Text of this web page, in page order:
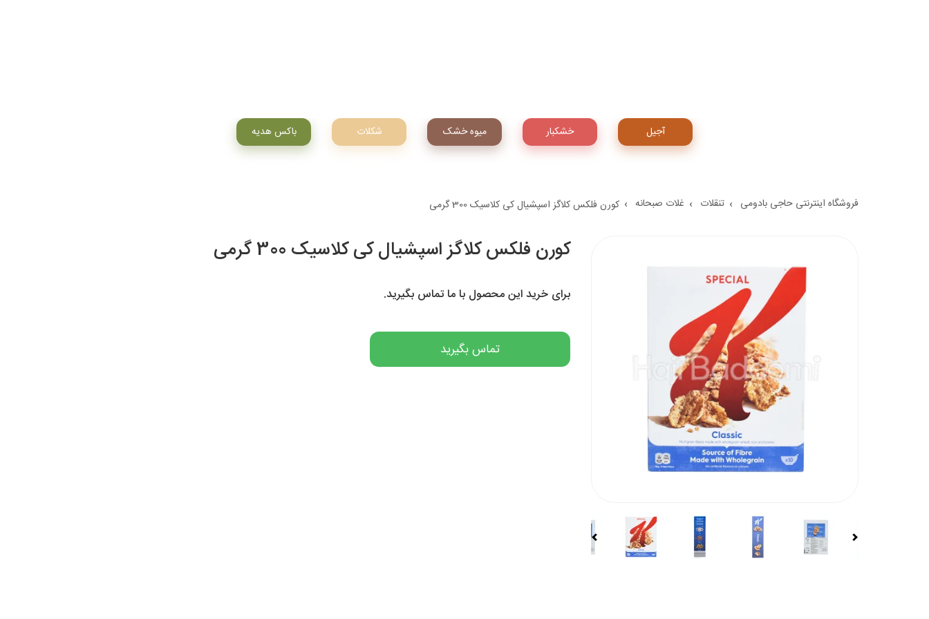
آجیل خشکبار میوه‌ خشک شکلات باکس هدیه
فروشگاه اینترنتی حاجی بادومی تنقلات غلات صبحانه کورن فلکس کلاگز اسپشیال کی کلاسیک 300 گرمی
کورن فلکس کلاگز اسپشیال کی کلاسیک 300 گرمی
برای خرید این محصول با ما تماس بگیرید.
تماس بگیرید